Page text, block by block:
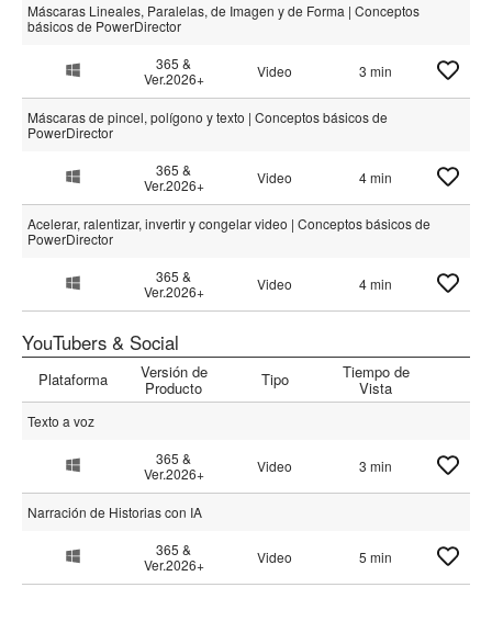
Máscaras Lineales, Paralelas, de Imagen y de Forma | Conceptos
básicos de PowerDirector
365 &
Ver.2026+
Video 3 min
Máscaras de pincel, polígono y texto | Conceptos básicos de
PowerDirector
365 &
Ver.2026+
Video 4 min
Acelerar, ralentizar, invertir y congelar video | Conceptos básicos de
PowerDirector
365 &
Ver.2026+
Video 4 min
YouTubers & Social
Plataforma Versión de
Producto Tipo Tiempo de
Vista
Texto a voz
365 &
Ver.2026+
Video 3 min
Narración de Historias con IA
365 &
Ver.2026+
Video 5 min